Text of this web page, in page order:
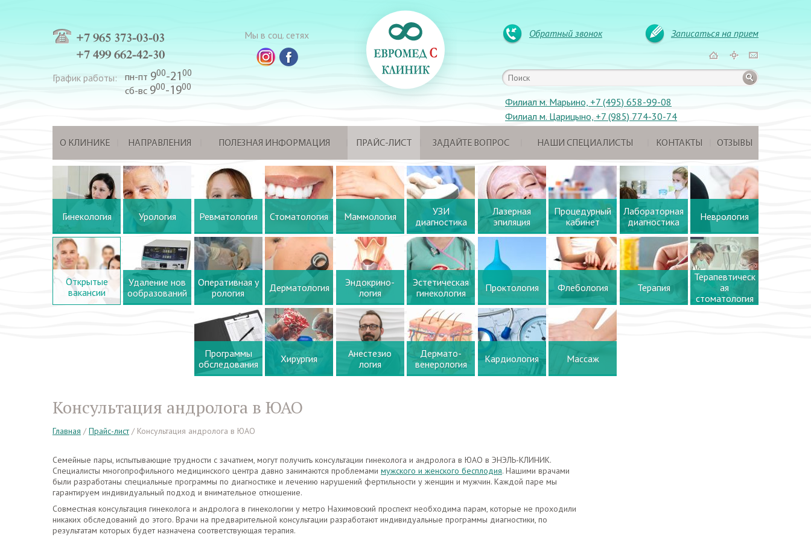
+7 965 373-03-03
+7 499 662-42-30
График работы: пн-пт 900-21 00
сб-вс 900-1900
Мы в соц. сетях Обратный звонок Записаться на прием
Филиал м. Марьино, +7 (495) 658-99-08
Филиал м. Царицыно, +7 (985) 774-30-74
О КЛИНИКЕ НАПРАВЛЕНИЯ ПОЛЕЗНАЯ ИНФОРМАЦИЯ ПРАЙС-ЛИСТ ЗАДАЙТЕ ВОПРОС НАШИ СПЕЦИАЛИСТЫ КОНТАКТЫ ОТЗЫВЫ
Гинекология Урология Ревматология Стоматология Маммология
УЗИ
диагностика
Лазерная
эпиляция
Процедурный
кабинет
Лабораторная
диагностика
Неврология
Открытые
вакансии
Удаление нов
ообразований
Оперативная у
рология
Дерматология
Эндокрино-
логия
Эстетическая
гинекология
Проктология Флебология Терапия
Терапевтическ
ая
стоматология
Программы
обследования
Хирургия
Анестезио
логия
Дермато-
венерология
Кардиология Массаж
Консультация андролога в ЮАО
Главная / Прайс-лист/ Консультация андролога в ЮАО
Семейные пары, испытывающие трудности с зачатием, могут получить консультации гинеколога и андролога в ЮАО в ЭНЭЛЬ-КЛИНИК.
Специалисты многопрофильного медицинского центра давно занимаются проблемами мужского и женского бесплодия. Нашими врачами
были разработаны специальные программы по диагностике и лечению нарушений фертильности у женщин и мужчин. Каждой паре мы
гарантируем индивидуальный подход и внимательное отношение.
Совместная консультация гинеколога и андролога в гинекологии у метро Нахимовский проспект необходима парам, которые не проходили
никаких обследований до этого. Врачи на предварительной консультации разработают индивидуальные программы диагностики, по
результатам которых будет назначена соответствующая терапия.